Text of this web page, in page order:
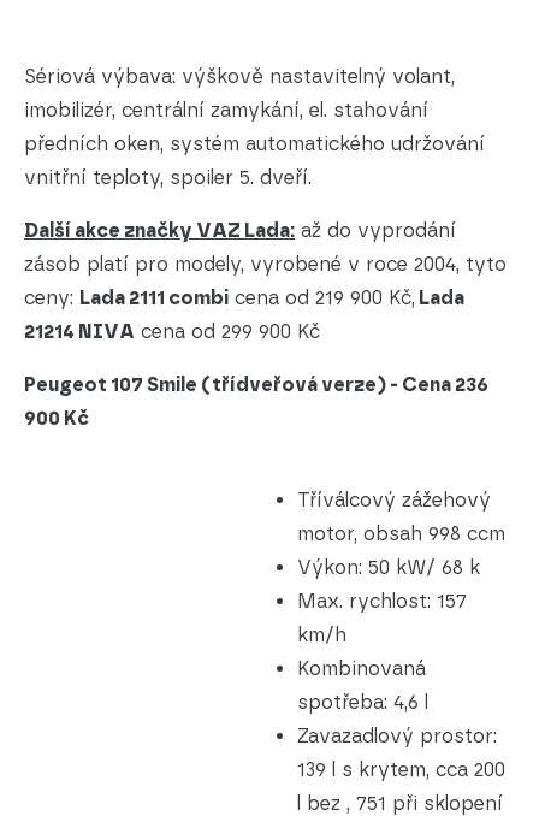
Sériová výbava: výškově nastavitelný volant,
imobilizér, centrální zamykání, el. stahování
předních oken, systém automatického udržování
vnitřní teploty, spoiler 5. dveří.
Další akce značky VAZ Lada: až do vyprodání
zásob platí pro modely, vyrobené v roce 2004, tyto
ceny: Lada 2111 combi cena od 219 900 Kč, Lada
21214 NIVA cena od 299 900 Kč
Peugeot 107 Smile (třídveřová verze) - Cena 236
900 Kč
Tříválcový zážehový
motor, obsah 998 ccm
Výkon: 50 kW/ 68 k
Max. rychlost: 157
km/h
Kombinovaná
spotřeba: 4,6 l
Zavazadlový prostor:
139 l s krytem, cca 200
l bez , 751 při sklopení